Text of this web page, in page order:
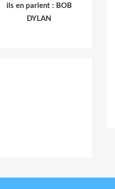
ils en parlent : BOB
DYLAN